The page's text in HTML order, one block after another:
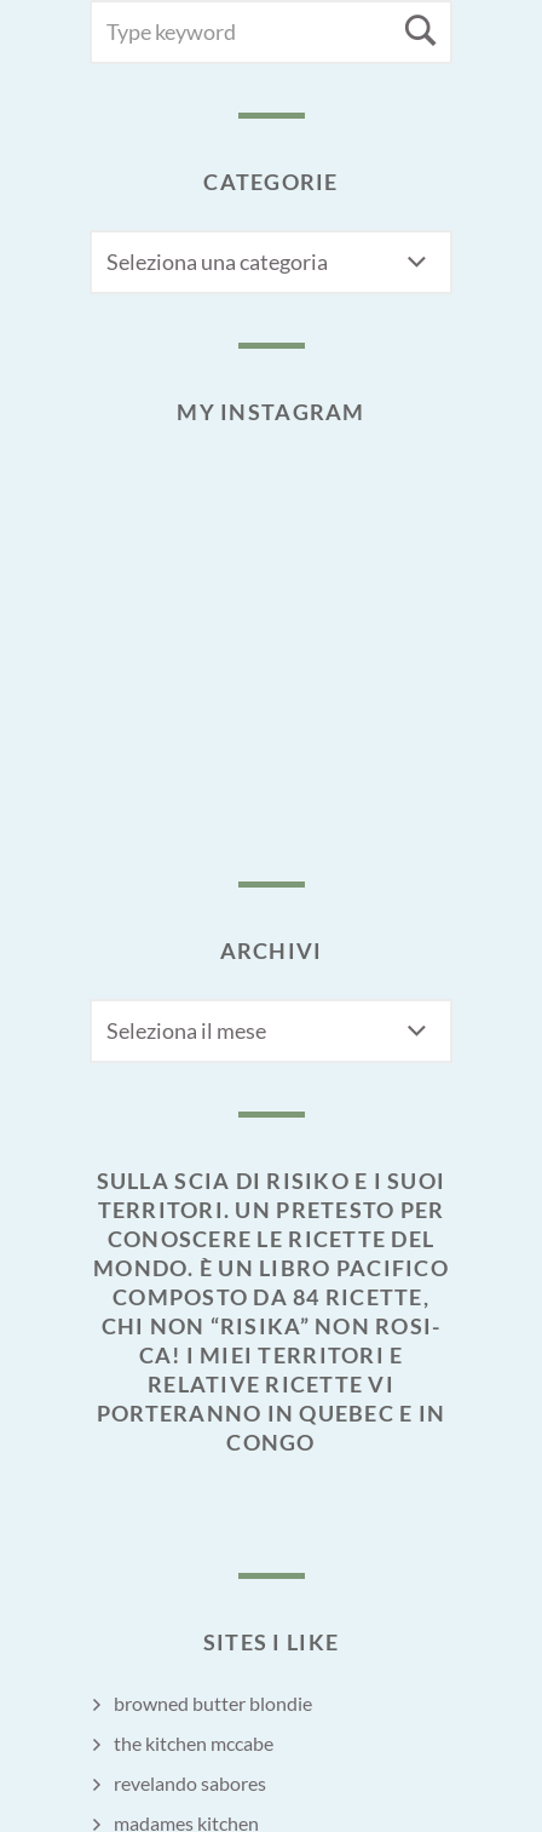
FOR:
CATEGORIE
MY INSTAGRAM
ARCHIVI
SULLA SCIA DI RISIKO E I SUOI
TERRITORI. UN PRETESTO PER
CONOSCERE LE RICETTE DEL
MONDO. È UN LIBRO PACIFICO
COMPOSTO DA 84 RICETTE,
CHI NON “RISIKA” NON ROSI-
CA! I MIEI TERRITORI E
RELATIVE RICETTE VI
PORTERANNO IN QUEBEC E IN
CONGO
SITES I LIKE
browned butter blondie
the kitchen mccabe
revelando sabores
madames kitchen